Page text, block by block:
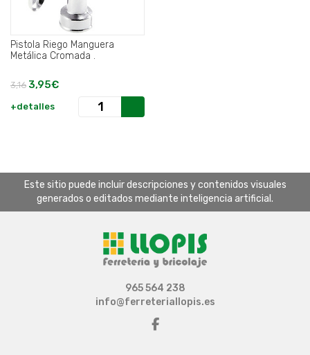
Pistola Riego Manguera
Metálica Cromada .
3,16 3,95€
+detalles
Este sitio puede incluir descripciones y contenidos visuales
generados o editados mediante inteligencia artificial.
965 564 238
info@ferreteriallopis.es